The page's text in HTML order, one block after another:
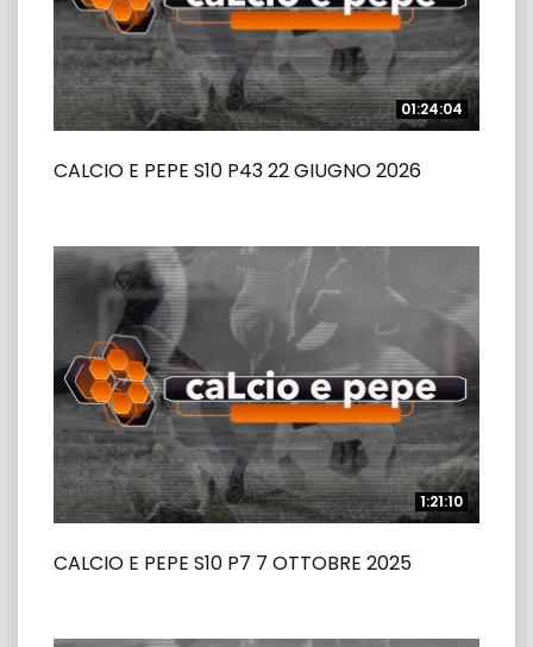
01:24:04
01:24:04
CALCIO E PEPE S10 P43 22 GIUGNO 2026
1:21:10
1:21:10
CALCIO E PEPE S10 P7 7 OTTOBRE 2025